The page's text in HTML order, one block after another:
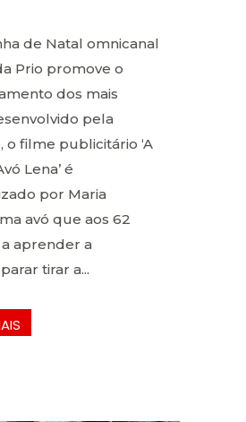
de Natal omnicanal
Prio promove o
dos mais
pela
o filme publicitário ‘A
Lena’ é
por Maria
avó que aos 62
aprender a
tirar a...